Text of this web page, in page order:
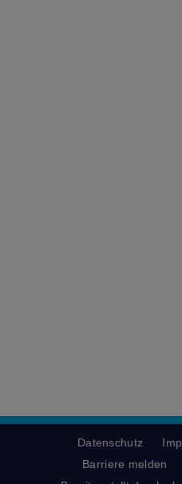
Datenschutz
Barriere melden